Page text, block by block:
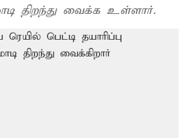
திறந்து வைக்க உள்ளார்.